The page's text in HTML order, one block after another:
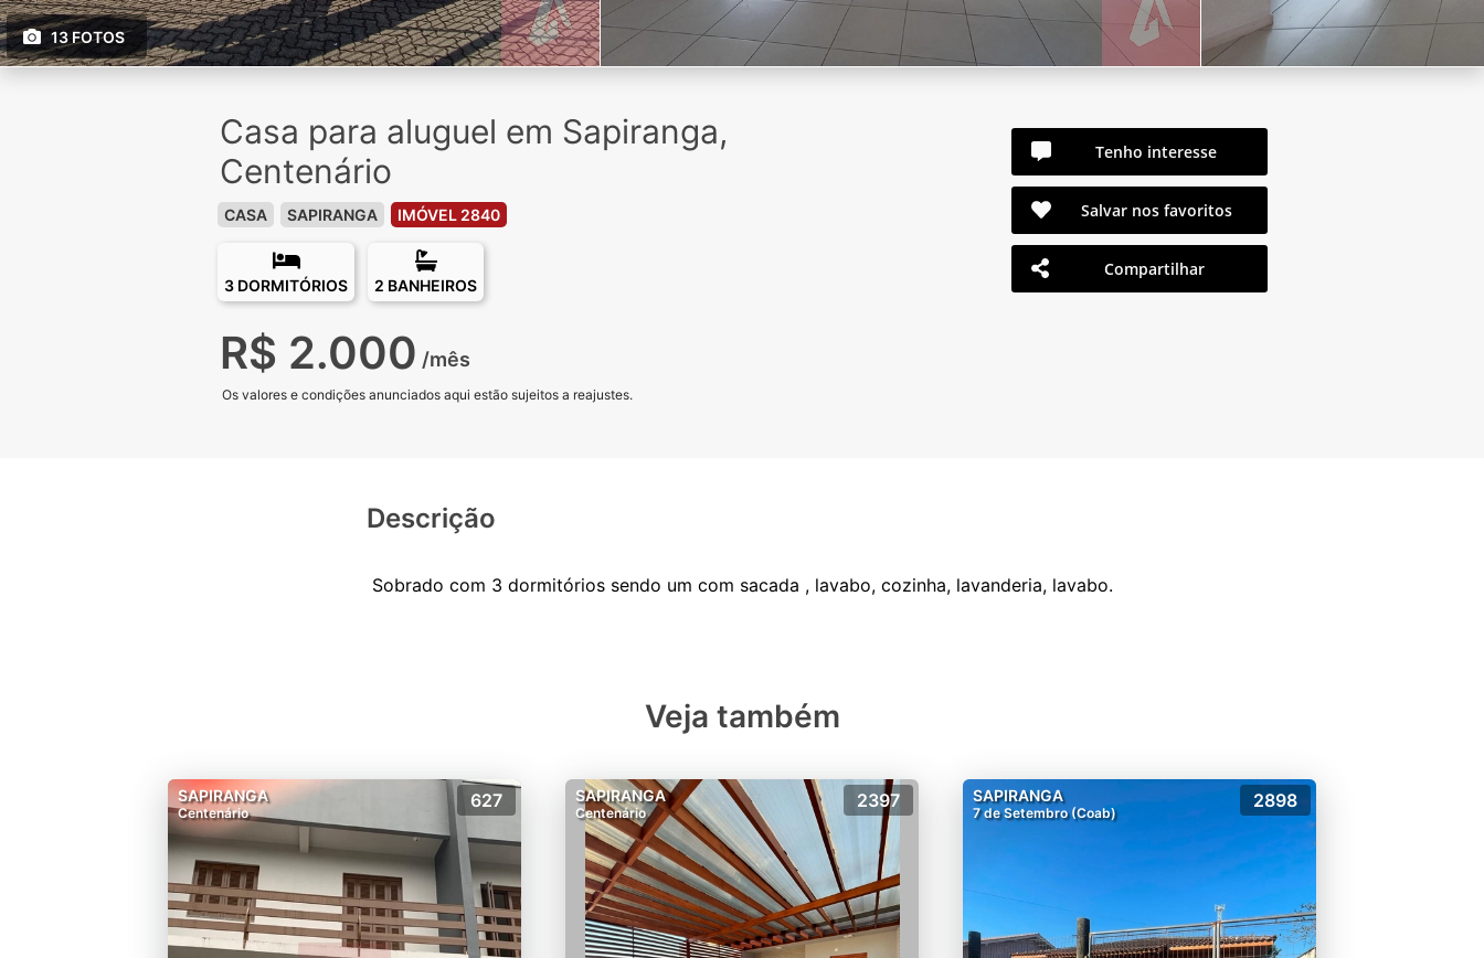
13 FOTOS
Casa para aluguel em Sapiranga,
Centenário
CASA SAPIRANGA IMÓVEL 2840
3 DORMITÓRIOS 2 BANHEIROS
R$ 2.000 /mês
Os valores e condições anunciados aqui estão sujeitos a reajustes.
Tenho interesse
Salvar nos favoritos
Compartilhar
Descrição
Veja também
SAPIRANGA
Centenário
627 SAPIRANGA
Centenário
2397 SAPIRANGA
7 de Setembro (Coab)
2898